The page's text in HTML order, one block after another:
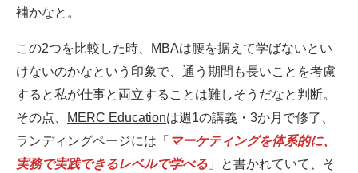
補かなと。
この2つを比較した時、MBAは腰を据えて学ばないとい
けないのかなという印象で、通う期間も長いことを考慮
すると私が仕事と両立することは難しそうだなと判断。
その点、
MERC Educationは週1の講義・3か月で修了、
ランディングページには「 マーケティングを体系的に、
実務で実践できるレベルで学べる 」と書かれていて、そ